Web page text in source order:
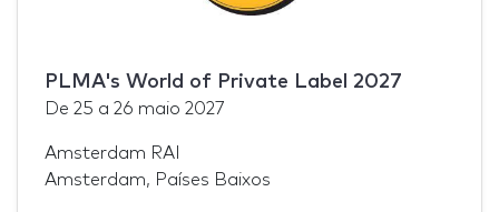
PLMA's World of Private Label 2027
De 25 a 26 maio 2027
Amsterdam RAI
Amsterdam, Países Baixos